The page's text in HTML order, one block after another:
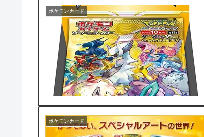
ポケモンカード
ポケモンカード